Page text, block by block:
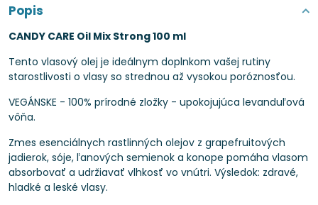
Popis
CANDY CARE Oil Mix Strong 100 ml
Tento vlasový olej je ideálnym doplnkom vašej rutiny
starostlivosti o vlasy so strednou až vysokou poróznosťou.
VEGÁNSKE - 100% prírodné zložky - upokojujúca levanduľová
vôňa.
Zmes esenciálnych rastlinných olejov z grapefruitových
jadierok, sóje, ľanových semienok a konope pomáha vlasom
absorbovať a udržiavať vlhkosť vo vnútri. Výsledok: zdravé,
hladké a leské vlasy.